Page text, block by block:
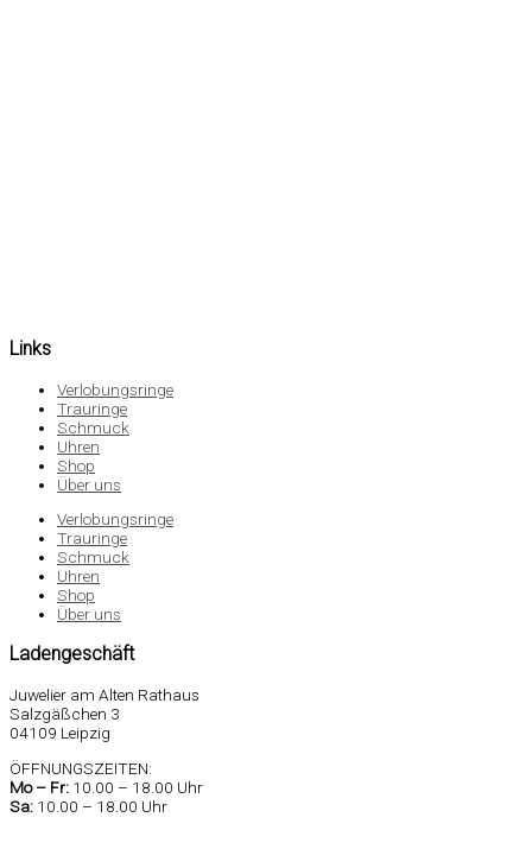
Links
Verlobungsringe
Trauringe
Schmuck
Uhren
Shop
Über uns
Verlobungsringe
Trauringe
Schmuck
Uhren
Shop
Über uns
Ladengeschäft
Juwelier am Alten Rathaus
Salzgäßchen 3
04109 Leipzig
ÖFFNUNGSZEITEN:
Mo – Fr: 10.00 – 18.00 Uhr
Sa: 10.00 – 18.00 Uhr